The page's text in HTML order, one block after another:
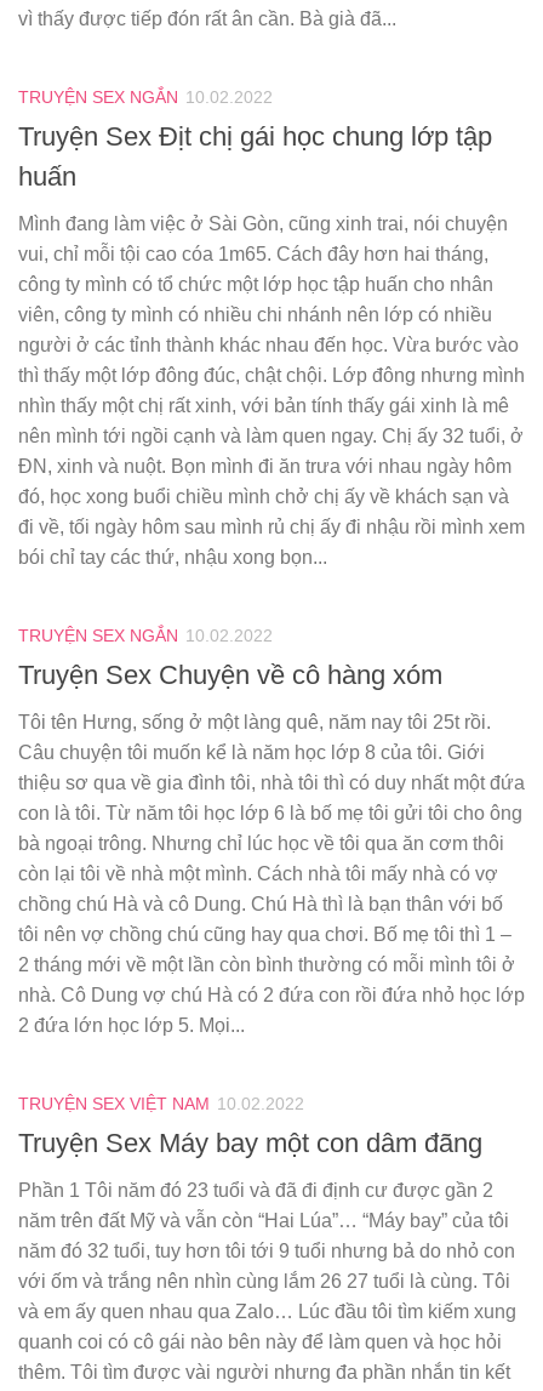
vì thấy được tiếp đón rất ân cần. Bà già đã...
TRUYỆN SEX NGẮN 10.02.2022
Truyện Sex Địt chị gái học chung lớp tập
huấn
Mình đang làm việc ở Sài Gòn, cũng xinh trai, nói chuyện
vui, chỉ mỗi tội cao cóa 1m65. Cách đây hơn hai tháng,
công ty mình có tổ chức một lớp học tập huấn cho nhân
viên, công ty mình có nhiều chi nhánh nên lớp có nhiều
người ở các tỉnh thành khác nhau đến học. Vừa bước vào
thì thấy một lớp đông đúc, chật chội. Lớp đông nhưng mình
nhìn thấy một chị rất xinh, với bản tính thấy gái xinh là mê
nên mình tới ngồi cạnh và làm quen ngay. Chị ấy 32 tuổi, ở
ĐN, xinh và nuột. Bọn mình đi ăn trưa với nhau ngày hôm
đó, học xong buổi chiều mình chở chị ấy về khách sạn và
đi về, tối ngày hôm sau mình rủ chị ấy đi nhậu rồi mình xem
bói chỉ tay các thứ, nhậu xong bọn...
TRUYỆN SEX NGẮN 10.02.2022
Truyện Sex Chuyện về cô hàng xóm
Tôi tên Hưng, sống ở một làng quê, năm nay tôi 25t rồi.
Câu chuyện tôi muốn kể là năm học lớp 8 của tôi. Giới
thiệu sơ qua về gia đình tôi, nhà tôi thì có duy nhất một đứa
con là tôi. Từ năm tôi học lớp 6 là bố mẹ tôi gửi tôi cho ông
bà ngoại trông. Nhưng chỉ lúc học về tôi qua ăn cơm thôi
còn lại tôi về nhà một mình. Cách nhà tôi mấy nhà có vợ
chồng chú Hà và cô Dung. Chú Hà thì là bạn thân với bố
tôi nên vợ chồng chú cũng hay qua chơi. Bố mẹ tôi thì 1 –
2 tháng mới về một lần còn bình thường có mỗi mình tôi ở
nhà. Cô Dung vợ chú Hà có 2 đứa con rồi đứa nhỏ học lớp
2 đứa lớn học lớp 5. Mọi...
TRUYỆN SEX VIỆT NAM 10.02.2022
Truyện Sex Máy bay một con dâm đãng
Phần 1 Tôi năm đó 23 tuổi và đã đi định cư được gần 2
năm trên đất Mỹ và vẫn còn “Hai Lúa”… “Máy bay” của tôi
năm đó 32 tuổi, tuy hơn tôi tới 9 tuổi nhưng bả do nhỏ con
với ốm và trắng nên nhìn cùng lắm 26 27 tuổi là cùng. Tôi
và em ấy quen nhau qua Zalo… Lúc đầu tôi tìm kiếm xung
quanh coi có cô gái nào bên này để làm quen và học hỏi
thêm. Tôi tìm được vài người nhưng đa phần nhắn tin kết